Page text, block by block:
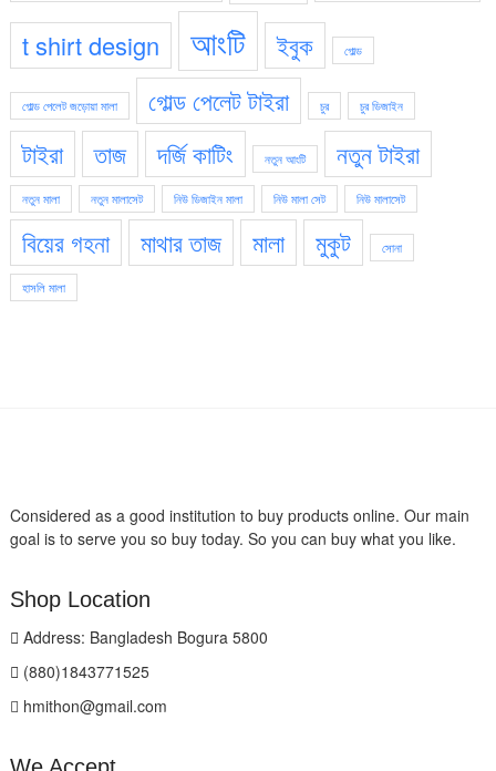
t shirt design
আংটি ইবুক গোল্ড
গোল্ড পেলেট জড়োয়া মালা গোল্ড পেলেট টাইরা চুর চুর ডিজাইন
টাইরা তাজ দর্জি কাটিং নতুন আংটি নতুন টাইরা
নতুন মালা নতুন মালাসেট নিউ ডিজাইন মালা নিউ মালা সেট নিউ মালাসেট
বিয়ের গহনা মাথার তাজ মালা মুকুট সোনা
হাসলি মালা
Considered as a good institution to buy products online. Our main
goal is to serve you so buy today. So you can buy what you like.
Shop Location
Address: Bangladesh Bogura 5800
(880)1843771525
hmithon@gmail.com